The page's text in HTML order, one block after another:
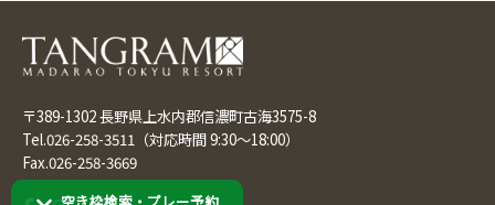
〒389-1302 長野県上水内郡信濃町古海3575-8
Tel.026-258-3511 （対応時間 9:30～18:00）
Fax.026-258-3669